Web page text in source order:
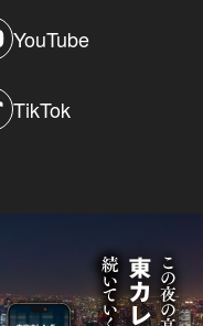
のつまみで粋に飲むのが
た！居心地最高な中目黒
YouTube
TikTok